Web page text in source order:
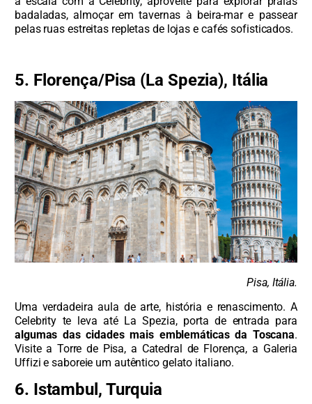
badaladas, almoçar em tavernas à beira-mar e passear
pelas ruas estreitas repletas de lojas e cafés sofisticados.
5. Florença/Pisa (La Spezia), Itália
Pisa, Itália.
Uma verdadeira aula de arte, história e renascimento. A
Celebrity te leva até La Spezia, porta de entrada para
algumas das cidades mais emblemáticas da Toscana.
Visite a Torre de Pisa, a Catedral de Florença, a Galeria
Uffizi e saboreie um autêntico gelato italiano.
6. Istambul, Turquia